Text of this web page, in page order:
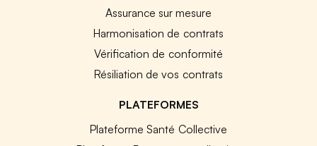
Assurance sur mesure
Harmonisation de contrats
Vérification de conformité
Résiliation de vos contrats
PLATEFORMES
Plateforme Santé Collective